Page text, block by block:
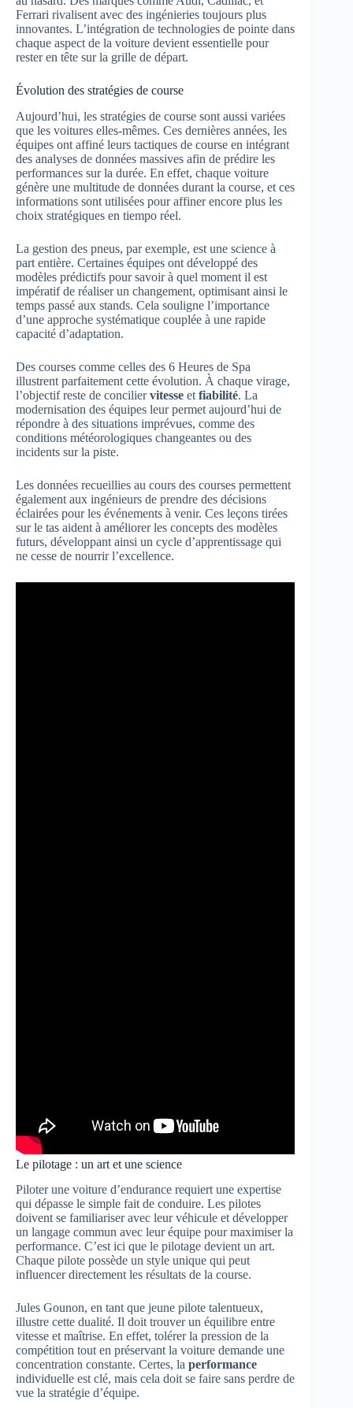
Ferrari rivalisent avec des ingénieries toujours plus
innovantes. L’intégration de technologies de pointe dans
chaque aspect de la voiture devient essentielle pour
rester en tête sur la grille de départ.
Évolution des stratégies de course
Aujourd’hui, les stratégies de course sont aussi variées
que les voitures elles-mêmes. Ces dernières années, les
équipes ont affiné leurs tactiques de course en intégrant
des analyses de données massives afin de prédire les
performances sur la durée. En effet, chaque voiture
génère une multitude de données durant la course, et ces
informations sont utilisées pour affiner encore plus les
choix stratégiques en tiempo réel.
La gestion des pneus, par exemple, est une science à
part entière. Certaines équipes ont développé des
modèles prédictifs pour savoir à quel moment il est
impératif de réaliser un changement, optimisant ainsi le
temps passé aux stands. Cela souligne l’importance
d’une approche systématique couplée à une rapide
capacité d’adaptation.
Des courses comme celles des 6 Heures de Spa
illustrent parfaitement cette évolution. À chaque virage,
l’objectif reste de conciliervitesse et fiabilité. La
modernisation des équipes leur permet aujourd’hui de
répondre à des situations imprévues, comme des
conditions météorologiques changeantes ou des
incidents sur la piste.
Les données recueillies au cours des courses permettent
également aux ingénieurs de prendre des décisions
éclairées pour les événements à venir. Ces leçons tirées
sur le tas aident à améliorer les concepts des modèles
futurs, développant ainsi un cycle d’apprentissage qui
ne cesse de nourrir l’excellence.
Le pilotage : un art et une science
Piloter une voiture d’endurance requiert une expertise
qui dépasse le simple fait de conduire. Les pilotes
doivent se familiariser avec leur véhicule et développer
un langage commun avec leur équipe pour maximiser la
performance. C’est ici que le pilotage devient un art.
Chaque pilote possède un style unique qui peut
influencer directement les résultats de la course.
Jules Gounon, en tant que jeune pilote talentueux,
illustre cette dualité. Il doit trouver un équilibre entre
vitesse et maîtrise. En effet, tolérer la pression de la
compétition tout en préservant la voiture demande une
concentration constante. Certes, la performance
individuelle est clé, mais cela doit se faire sans perdre de
vue la stratégie d’équipe.